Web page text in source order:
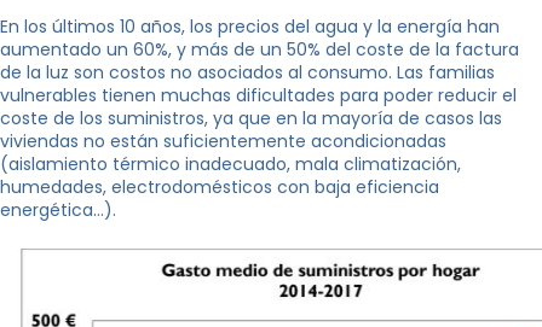
En los últimos 10 años, los precios del agua y la energía han
aumentado un 60%, y más de un 50% del coste de la factura
de la luz son costos no asociados al consumo. Las familias
vulnerables tienen muchas dificultades para poder reducir el
coste de los suministros, ya que en la mayoría de casos las
viviendas no están suficientemente acondicionadas
(aislamiento térmico inadecuado, mala climatización,
humedades, electrodomésticos con baja eficiencia
energética…).